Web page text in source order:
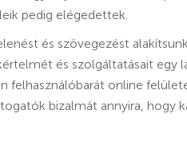
pedig elégedettek.
és szövegezést
és szolgáltatásait egy
felhasználóbarát online
bizalmát annyira, hogy